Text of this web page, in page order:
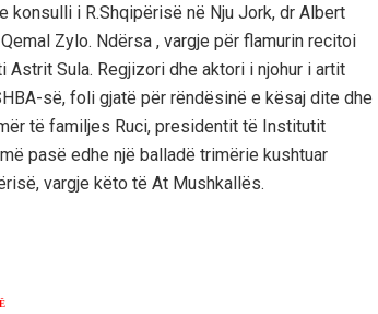
konsulli i R.Shqipërisë në Nju Jork, dr Albert
Zylo. Ndërsa , vargje për flamurin recitoi
Sula. Regjizori dhe aktori i njohur i artit
së, foli gjatë për rëndësinë e kësaj dite dhe
të familjes Ruci, presidentit të Institutit
pasë edhe një balladë trimërie kushtuar
vargje këto të At Mushkallës.